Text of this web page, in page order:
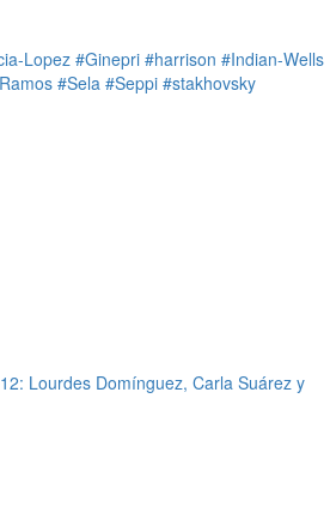
Lopez#Ginepri #harrison #Indian-Wells
#Sela #Seppi #stakhovsky
Lourdes Domínguez, Carla Suárez y